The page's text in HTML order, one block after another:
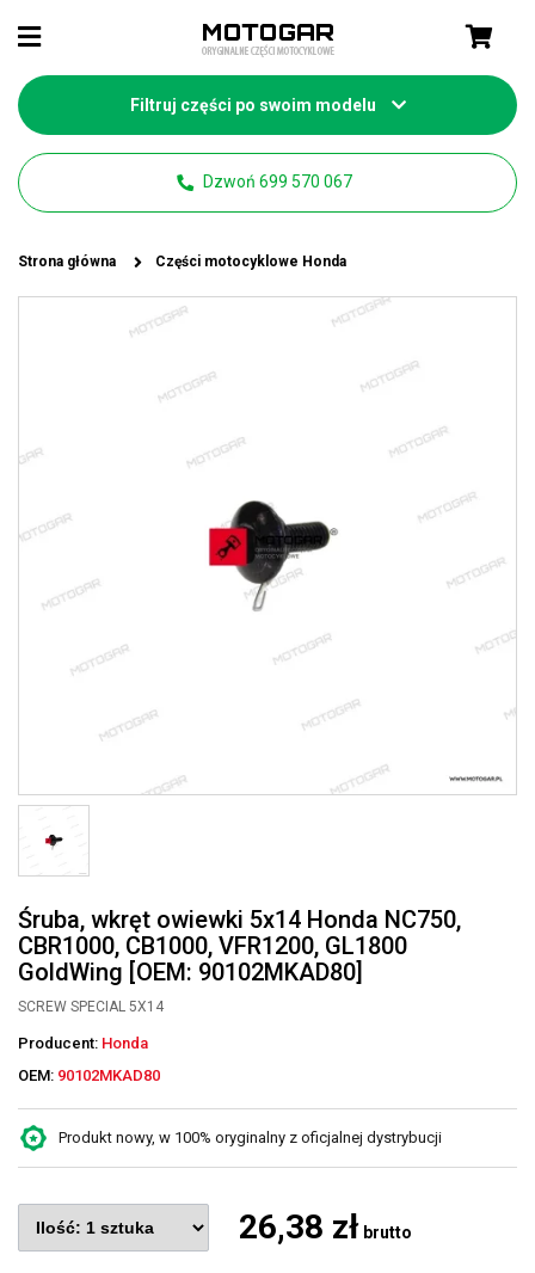
Filtruj części po swoim modelu
Dzwoń 699 570 067
Strona główna Części motocyklowe Honda
Śruba, wkręt owiewki 5x14 Honda NC750,
CBR1000, CB1000, VFR1200, GL1800
GoldWing [OEM: 90102MKAD80]
SCREW SPECIAL 5X14
Producent: Honda
OEM: 90102MKAD80
Produkt nowy, w 100% oryginalny z oficjalnej dystrybucji
26,38 zł brutto